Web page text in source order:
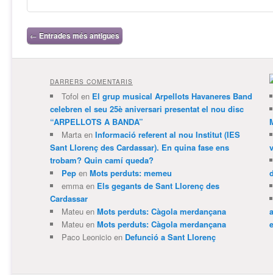
Navegació per les entrades
← Entrades més antigues
DARRERS COMENTARIS
Tofol en El grup musical Arpellots Havaneres Band
celebren el seu 25è aniversari presentat el nou disc
“ARPELLOTS A BANDA”
Martaen Informació referent al nou Institut (IES
Sant Llorenç des Cardassar). En quina fase ens
trobam? Quin camí queda?
Pepen Mots perduts: memeu
emmaen Els gegants de Sant Llorenç des
Cardassar
Mateuen Mots perduts: Càgola merdançana
Mateuen Mots perduts: Càgola merdançana
Paco Leonicioen Defunció a Sant Llorenç